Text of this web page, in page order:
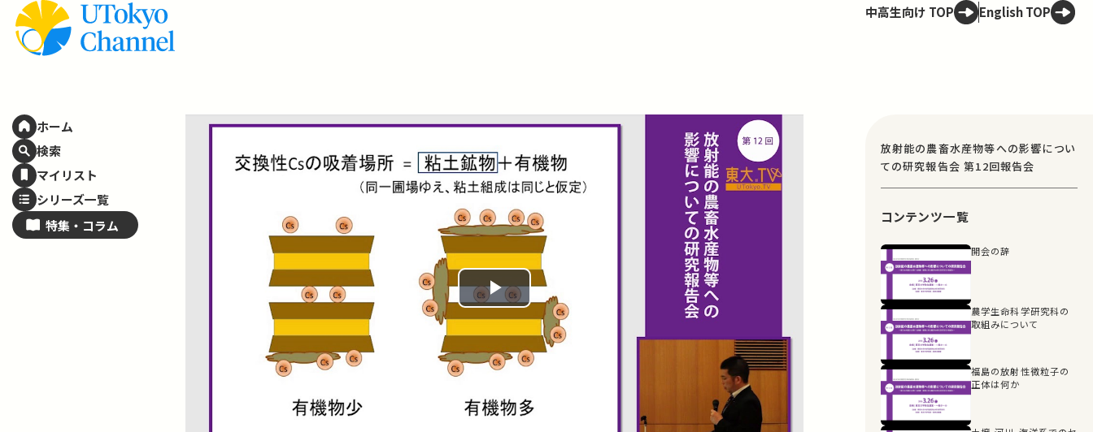
ホーム
検索
マイリスト
シリーズ一覧
特集・ コラム
中高生向け TOP English TOP
Play
Video
放射能の農畜水産物等への影響につい
ての研究報告会 第12回報告会
コンテンツ一覧
開会の辞
農学生命科学研究科の
取組みについて
福島の放射性微粒子の
正体は何か